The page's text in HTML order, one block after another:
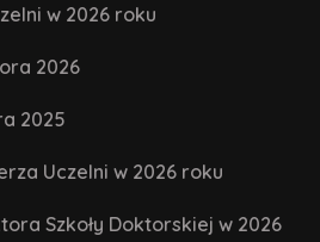
w 2026 roku
2026
2025
Uczelni w 2026 roku
Szkoły Doktorskiej w 2026